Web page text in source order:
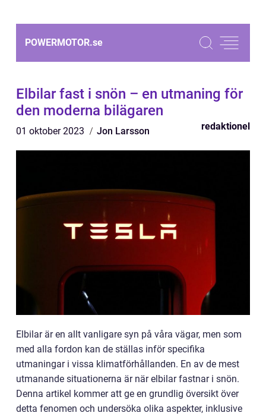
POWERMOTOR.se
Elbilar fast i snön – en utmaning för
den moderna bilägaren
01 oktober 2023 Jon Larsson redaktionel
Elbilar är en allt vanligare syn på våra vägar, men som
med alla fordon kan de ställas inför specifika
utmaningar i vissa klimatförhållanden. En av de mest
utmanande situationerna är när elbilar fastnar i snön.
Denna artikel kommer att ge en grundlig översikt över
detta fenomen och undersöka olika aspekter, inklusive